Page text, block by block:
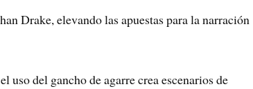
Drake, elevando las apuestas para la narración
del gancho de agarre crea escenarios de